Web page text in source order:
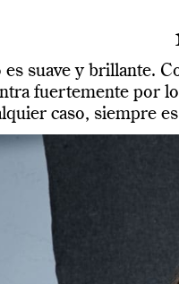
suave y brillante.
fuertemente por
caso, siempre